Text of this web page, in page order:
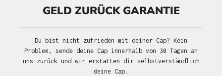
GELD ZURÜCK GARANTIE
Du bist nicht zufrieden mit deiner Cap? Kein
Problem, sende deine Cap innerhalb von 30 Tagen an
uns zurück und wir erstatten dir selbstverständlich
deine Cap.